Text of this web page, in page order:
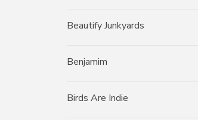
Beautify Junkyards
Benjamim
Birds Are Indie